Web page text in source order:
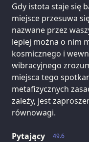
Gdy istota staje się
miejsce przesuwa
nazwane przez
lepiej można o nim
kosmicznego i
wibracyjnego
miejsca tego
metafizycznych
zależy, jest
równowagi.
49.6
Pytający